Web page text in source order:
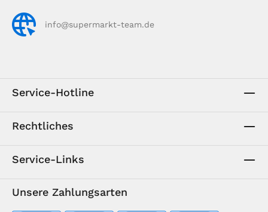
info@supermarkt-team.de
Service-Hotline
Rechtliches
Service-Links
Unsere Zahlungsarten